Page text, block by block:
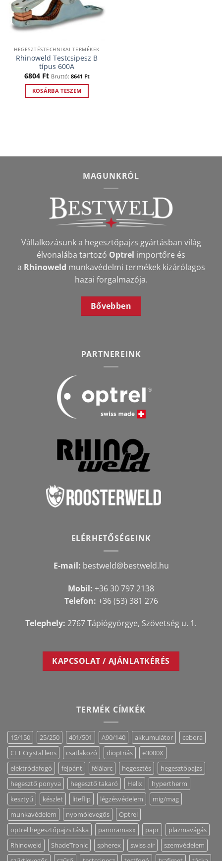
HEGESZTÉSTECHNIKAI TERMÉKEK
Rhinoweld Testcsipesz B
típus 600A
6804 Ft Bruttó: 8641 Ft
KOSÁRBA TESZEM
MAGUNKRÓL
Vállalkozásunk a hegesztőpajzs gyártásban világ
élvonalába tartozó Optrel importőre és
a Rhinoweld munkavédelmi termékek kizárólagos
hazai forgalmazója.
Bővebben
PARTNEREINK
ELÉRHETŐSÉGEINK
E-mail: bestweld@bestweld.hu
Mobil: +36 30 797 2138
Telefon: +36 (53) 381 276
Telephely: 2767 Tápiógyörgye, Szövetség u. 1.
KAPCSOLAT / AJÁNLATKÉRÉS
TERMÉK CÍMKÉK
15/150 25/250 401/501 A90/140 akkumulátor
cebora
CLT Crystal lens
csatlakozó dioptriás
e3000X
elektródafogó
fejpánt félálarc hegesztés
hegesztőpajzs
hegesztő ponyva
hegesztő takaró Helix
hypertherm
kesztyű
készlet liteflip légzésvédelem
mig/mag
munkavédelem
nyomólevegős
Optrel
optrel hegesztőpajzs táska
panoramaxx papr
plazmavágás
Rhinoweld
ShadeTronic spherex swiss air
szemvédelem